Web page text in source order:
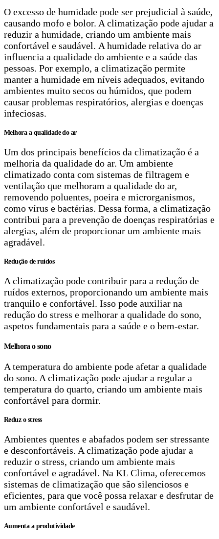
O excesso de humidade pode ser prejudicial à saúde,
causando mofo e bolor. A climatização pode ajudar a
reduzir a humidade, criando um ambiente mais
confortável e saudável. A humidade relativa do ar
influencia a qualidade do ambiente e a saúde das
pessoas. Por exemplo, a climatização permite
manter a humidade em níveis adequados, evitando
ambientes muito secos ou húmidos, que podem
causar problemas respiratórios, alergias e doenças
infeciosas.
Melhora a qualidade do ar
Um dos principais benefícios da climatização é a
melhoria da qualidade do ar. Um ambiente
climatizado conta com sistemas de filtragem e
ventilação que melhoram a qualidade do ar,
removendo poluentes, poeira e microrganismos,
como vírus e bactérias. Dessa forma, a climatização
contribui para a prevenção de doenças respiratórias e
alergias, além de proporcionar um ambiente mais
agradável.
Redução de ruídos
A climatização pode contribuir para a redução de
ruídos externos, proporcionando um ambiente mais
tranquilo e confortável. Isso pode auxiliar na
redução do stress e melhorar a qualidade do sono,
aspetos fundamentais para a saúde e o bem-estar.
Melhora o sono
A temperatura do ambiente pode afetar a qualidade
do sono. A climatização pode ajudar a regular a
temperatura do quarto, criando um ambiente mais
confortável para dormir.
Reduz o stress
Ambientes quentes e abafados podem ser stressante
e desconfortáveis. A climatização pode ajudar a
reduzir o stress, criando um ambiente mais
confortável e agradável. Na KL Clima, oferecemos
sistemas de climatização que são silenciosos e
eficientes, para que você possa relaxar e desfrutar de
um ambiente confortável e saudável.
Aumenta a produtividade